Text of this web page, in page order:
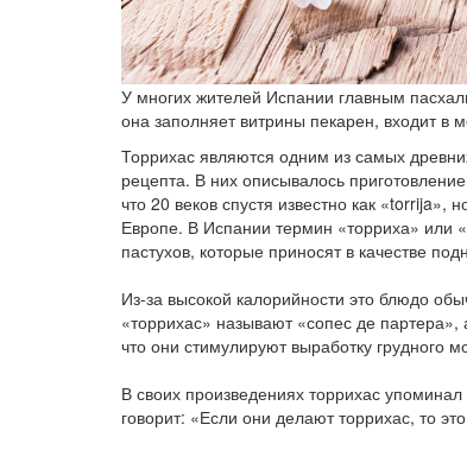
У многих жителей Испании главным
она заполняет витрины пекарен, входит
Торрихас являются одним из самых
рецепта. В них описывалось
что 20 веков спустя известно как
Европе. В Испании термин «торриха» или
пастухов, которые приносят в качестве
Из-за высокой калорийности это блюдо
«торрихас» называют «сопес де
что они стимулируют выработку грудного
В своих произведениях торрихас
говорит: «Если они делают торрихас, то